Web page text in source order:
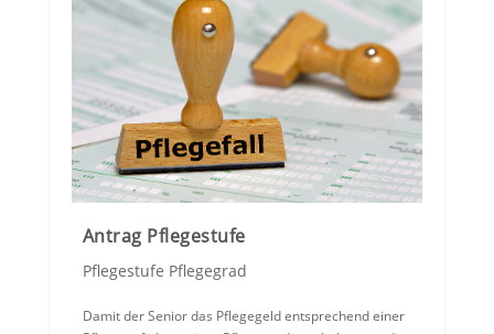
Antrag Pflegestufe
Pflegestufe Pflegegrad
Damit der Senior das Pflegegeld entsprechend einer